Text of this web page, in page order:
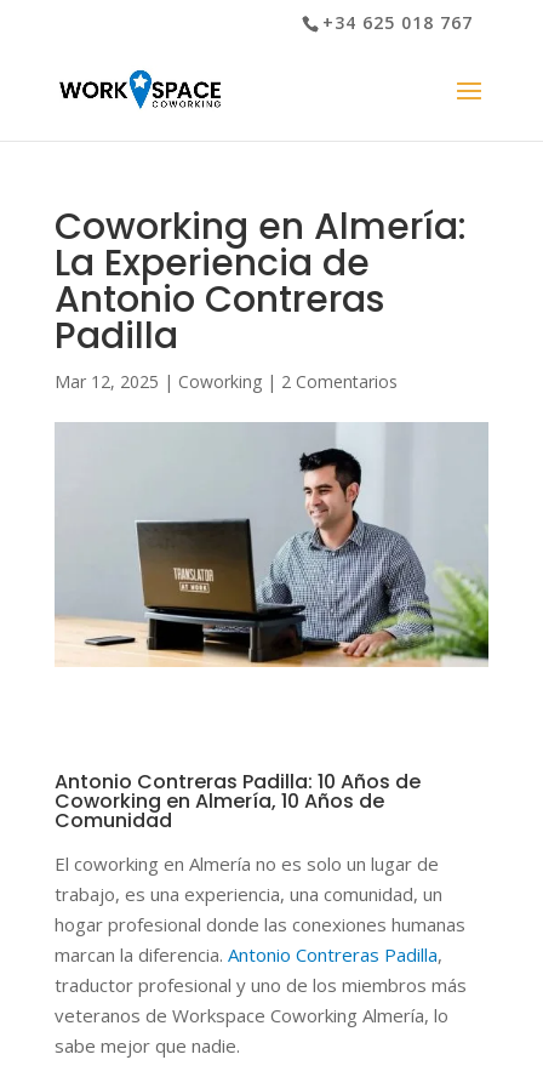
+34 625 018 767
Coworking en Almería:
La Experiencia de
Antonio Contreras
Padilla
Mar 12, 2025 | Coworking| 2 Comentarios
Antonio Contreras Padilla: 10 Años de
Coworking en Almería, 10 Años de
Comunidad
El coworking en Almería no es solo un lugar de
trabajo, es una experiencia, una comunidad, un
hogar profesional donde las conexiones humanas
marcan la diferencia. Antonio Contreras Padilla,
traductor profesional y uno de los miembros más
veteranos de Workspace Coworking Almería, lo
sabe mejor que nadie.